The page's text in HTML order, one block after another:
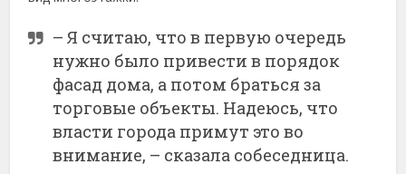
– Я считаю, что в первую очередь
нужно было привести в порядок
фасад дома, а потом браться за
торговые объекты. Надеюсь, что
власти города примут это во
внимание, – сказала собеседница.